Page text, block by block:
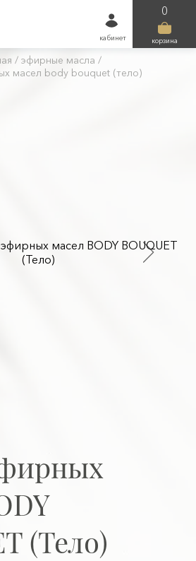
кабинет
0
корзина
/ эфирные масла /
масел body bouquet (тело)
(Тело)